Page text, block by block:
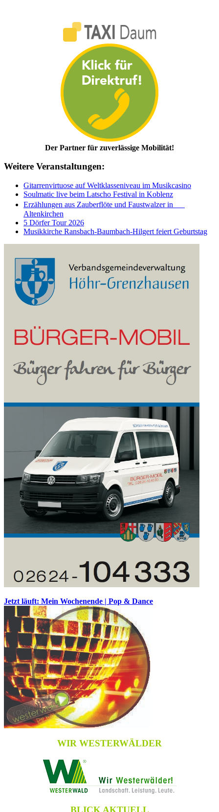
Der Partner für zuverlässige Mobilität!
Weitere Veranstaltungen:
Gitarrenvirtuose auf Weltklasseniveau im Musikcasino
Soulmatic live beim Latscho Festival in Koblenz
Erzählungen aus Zauberflöte und Faustwalzer in
Altenkirchen
5 Dörfer Tour 2026
Musikkirche Ransbach-Baumbach-Hilgert feiert Geburtstag
Jetzt läuft: Mein Wochenende | Pop & Dance
WIR WESTERWÄLDER
BLICK AKTUELL